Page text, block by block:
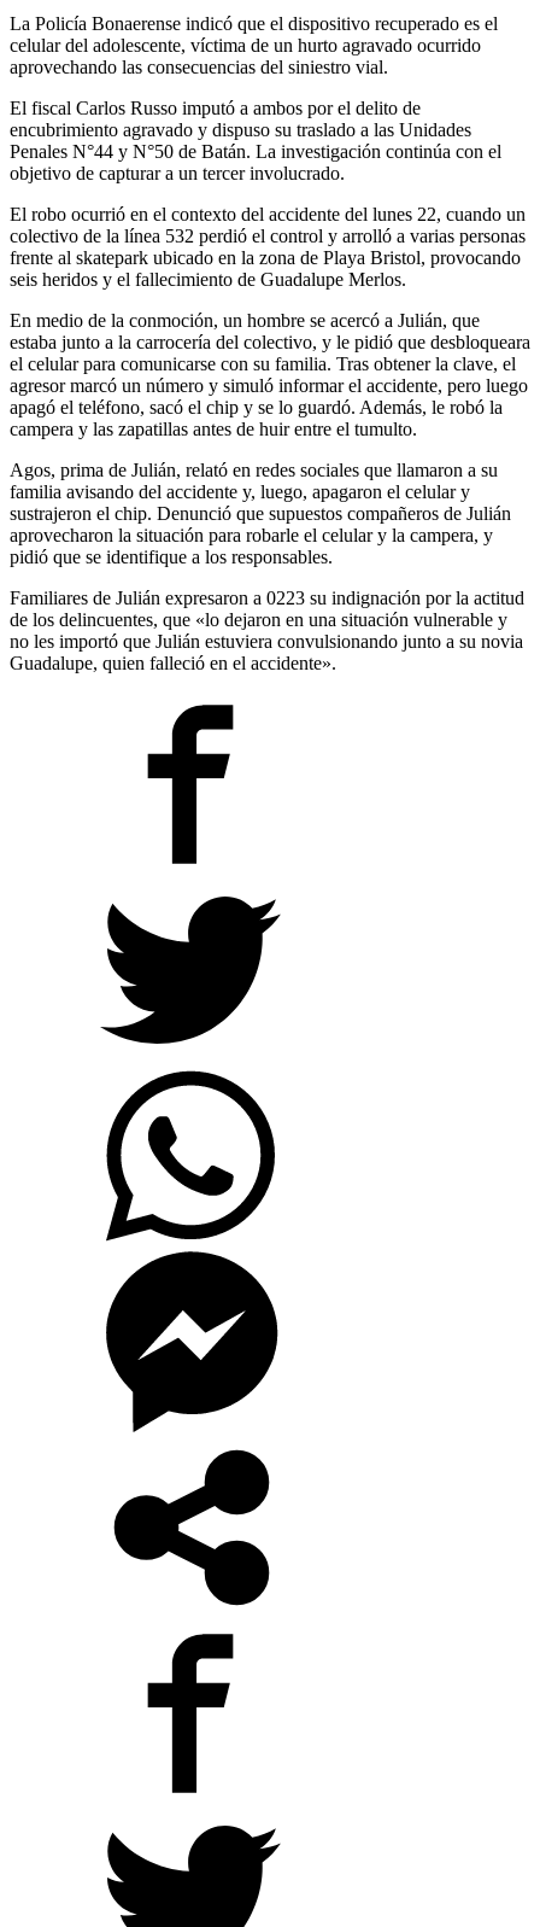
La Policía Bonaerense indicó que el dispositivo recuperado es el
celular del adolescente, víctima de un hurto agravado ocurrido
aprovechando las consecuencias del siniestro vial.
El fiscal Carlos Russo imputó a ambos por el delito de
encubrimiento agravado y dispuso su traslado a las Unidades
Penales N°44 y N°50 de Batán. La investigación continúa con el
objetivo de capturar a un tercer involucrado.
El robo ocurrió en el contexto del accidente del lunes 22, cuando un
colectivo de la línea 532 perdió el control y arrolló a varias personas
frente al skatepark ubicado en la zona de Playa Bristol, provocando
seis heridos y el fallecimiento de Guadalupe Merlos.
En medio de la conmoción, un hombre se acercó a Julián, que
estaba junto a la carrocería del colectivo, y le pidió que desbloqueara
el celular para comunicarse con su familia. Tras obtener la clave, el
agresor marcó un número y simuló informar el accidente, pero luego
apagó el teléfono, sacó el chip y se lo guardó. Además, le robó la
campera y las zapatillas antes de huir entre el tumulto.
Agos, prima de Julián, relató en redes sociales que llamaron a su
familia avisando del accidente y, luego, apagaron el celular y
sustrajeron el chip. Denunció que supuestos compañeros de Julián
aprovecharon la situación para robarle el celular y la campera, y
pidió que se identifique a los responsables.
Familiares de Julián expresaron a 0223 su indignación por la actitud
de los delincuentes, que «lo dejaron en una situación vulnerable y
no les importó que Julián estuviera convulsionando junto a su novia
Guadalupe, quien falleció en el accidente».